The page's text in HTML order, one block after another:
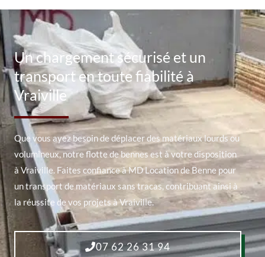
Un chargement sécurisé et un
transport en toute fiabilité à
Vraiville
Que vous ayez besoin de déplacer des matériaux lourds ou
volumineux, notre flotte de bennes est à votre disposition
à Vraiville. Faites confiance à MD Location de Benne pour
un transport de matériaux sans tracas, contribuant ainsi à
la réussite de vos projets à Vraiville.
07 62 26 31 94